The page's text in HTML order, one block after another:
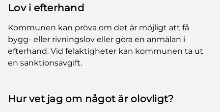
Lov i efterhand
Kommunen kan pröva om det är möjligt att få
bygg- eller rivningslov eller göra en anmälan i
efterhand. Vid felaktigheter kan kommunen ta ut
en sanktionsavgift.
Hur vet jag om något är olovligt?